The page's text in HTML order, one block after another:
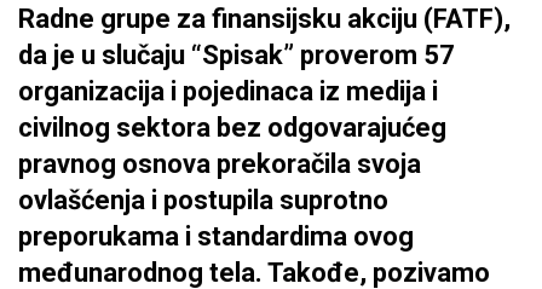
Radne grupe za finansijsku akciju (FATF),
da je u slučaju “Spisak” proverom 57
organizacija i pojedinaca iz medija i
civilnog sektora bez odgovarajućeg
pravnog osnova prekoračila svoja
ovlašćenja i postupila suprotno
preporukama i standardima ovog
međunarodnog tela. Takođe, pozivamo